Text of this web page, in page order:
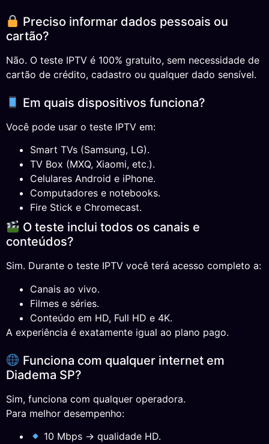
Preciso informar dados pessoais ou
cartão?
Não. O teste IPTV é 100% gratuito, sem necessidade de
cartão de crédito, cadastro ou qualquer dado sensível.
Em quais dispositivos funciona?
Você pode usar o teste IPTV em:
Smart TVs (Samsung, LG).
TV Box (MXQ, Xiaomi, etc.).
Celulares Android e iPhone.
Computadores e notebooks.
Fire Stick e Chromecast.
O teste inclui todos os canais e
conteúdos?
Sim. Durante o teste IPTV você terá acesso completo a:
Canais ao vivo.
Filmes e séries.
Conteúdo em HD, Full HD e 4K.
A experiência é exatamente igual ao plano pago.
Funciona com qualquer internet em
Diadema SP?
Sim, funciona com qualquer operadora.
Para melhor desempenho:
10 Mbps → qualidade HD.